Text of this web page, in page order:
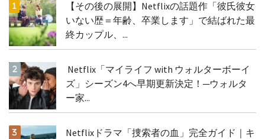
【その後の展開】Netflixの話題作「彼氏彼女
いない歴＝年齢、卒業します」で結ばれた最
終カップル、...
Netflix「マイライフ with ウォルターボーイ
ズ」シーズン4へ早期更新決定！─ウォルタ
ー家...
Netflixドラマ「捜索者の血」完全ガイド｜キ